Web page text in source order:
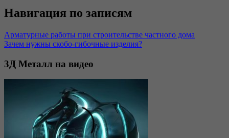
Навигация по записям
Арматурные работы при строительстве частного дома
Зачем нужны скобо-гибочные изделия?
3Д Металл на видео